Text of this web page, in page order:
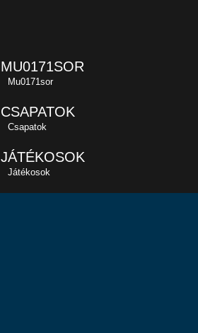
MU0171SOR
Mu0171sor
CSAPATOK
Csapatok
JÁTÉKOSOK
Játékosok